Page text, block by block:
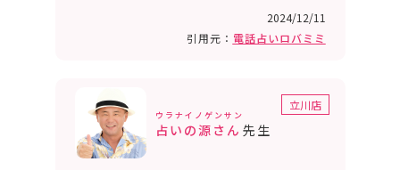
2024/12/11
引用元： 電話占いロバミミ
立川店
ウラナイノゲンサン
占いの源さん 先生